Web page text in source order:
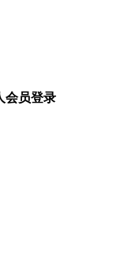
会员登录